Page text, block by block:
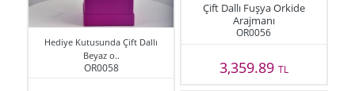
Hediye Kutusunda Çift Dallı
Beyaz o..
OR0058
Çift Dallı Fuşya Orkide
Arajmanı
OR0056
3,359.89 TL